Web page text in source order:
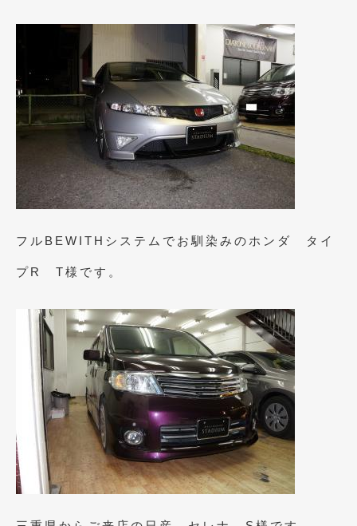
2020年9月
2020年8月(4)
2020年7月(3)
2020年6月(2)
2020年5月(4)
2020年4月(4)
2020年3月(4)
2020年2月
2019年12月(8)
2019年11月(12)
2019年10月(7)
2019年9月 (12)
2019年8月(10)
2019年7月(17)
2019年6月(16)
フルBEWITHシステムでお馴染みのホンダ タイ
プR T様です。